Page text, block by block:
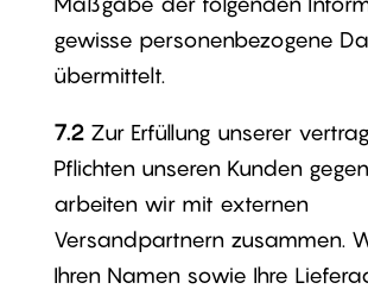
gewisse personenbezogene
übermittelt.
7.2Zur Erfüllung unserer
Pflichten unseren Kunden
arbeiten wir mit externen
Versandpartnern zusammen.
Ihren Namen sowie Ihre